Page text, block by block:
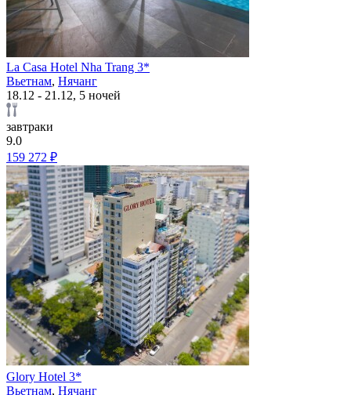
La Casa Hotel Nha Trang 3*
Вьетнам, Нячанг
18.12 - 21.12, 5 ночей
завтраки
9.0
159 272 ₽
Glory Hotel 3*
Вьетнам, Нячанг